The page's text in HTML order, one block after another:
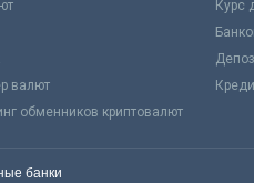
Курс
валют
обменников криптовалют
банки